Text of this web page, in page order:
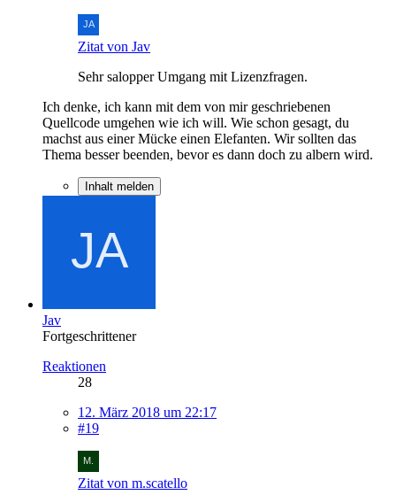
Zitat von Jav
Sehr salopper Umgang mit Lizenzfragen.
Ich denke, ich kann mit dem von mir geschriebenen
Quellcode umgehen wie ich will. Wie schon gesagt, du
machst aus einer Mücke einen Elefanten. Wir sollten das
Thema besser beenden, bevor es dann doch zu albern wird.
Inhalt melden
Jav
Fortgeschrittener
Reaktionen
28
12. März 2018 um 22:17
#19
Zitat von m.scatello